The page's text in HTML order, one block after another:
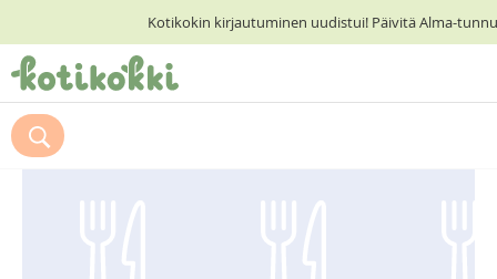
Kotikokin kirjautuminen uudistui! Päivitä Alma-
ETUSIVU
RESEPTIHAKU
Suosittelemme myös